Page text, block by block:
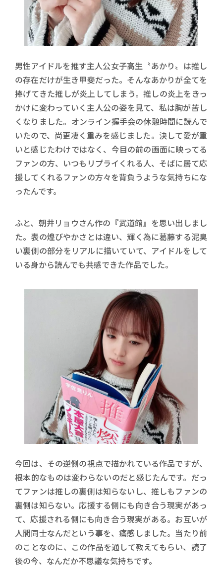
男性アイドルを推す主人公女子高生〝あかり〟は推し
の存在だけが生き甲斐だった。そんなあかりが全てを
捧げてきた推しが炎上してしまう。推しの炎上をきっ
かけに変わっていく主人公の姿を見て、私は胸が苦し
くなりました。オンライン握手会の休憩時間に読んで
いたので、尚更凄く重みを感じました。決して愛が重
いと感じたわけではなく、今目の前の画面に映ってる
ファンの方、いつもリプライくれる人、そばに居て応
援してくれるファンの方々を背負うような気持ちにな
ったんです。
ふと、朝井リョウさん作の『武道館』を思い出しまし
た。表の煌びやかさとは違い、輝く為に葛藤する泥臭
い裏側の部分をリアルに描いていて、アイドルをして
いる身から読んでも共感できた作品でした。
今回は、その逆側の視点で描かれている作品ですが、
根本的なものは変わらないのだと感じたんです。だっ
てファンは推しの裏側は知らないし、推しもファンの
裏側は知らない。応援する側にも向き合う現実があっ
て、応援される側にも向き合う現実がある。お互いが
人間同士なんだという事を、痛感しました。当たり前
のことなのに、この作品を通して教えてもらい、読了
後の今、なんだか不思議な気持ちです。